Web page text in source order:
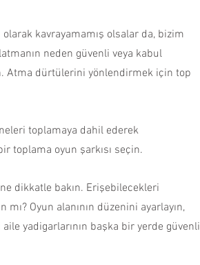
kavrayamamış olsalar da, bizim
neden güvenli veya kabul
Atma dürtülerini yönlendirmek için top
toplamaya dahil ederek
toplama oyun şarkısı seçin.
dikkatle bakın. Erişebilecekleri
Oyun alanının düzenini ayarlayın,
yadigarlarının başka bir yerde güvenli